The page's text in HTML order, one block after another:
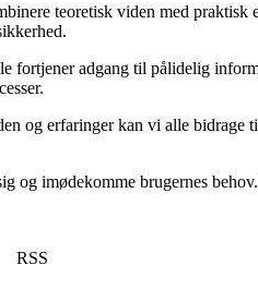
teoretisk viden med
fortjener adgang til pålidelig
og erfaringer kan vi alle
imødekomme brugernes
RSS